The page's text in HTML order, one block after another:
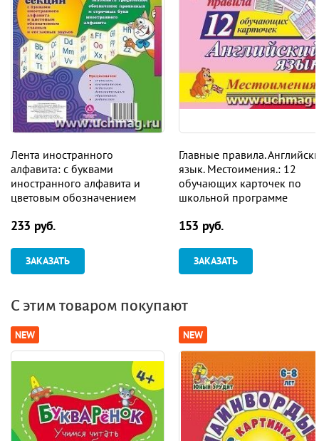
Лента иностранного
алфавита: с буквами
иностранного алфавита и
цветовым обозначением
из 9 секций
233 руб.
ЗАКАЗАТЬ
Главные правила.
язык. Местоимения.: 12
обучающих карточек по
школьной программе
153 руб.
ЗАКАЗАТЬ
С этим товаром покупают
NEW NEW